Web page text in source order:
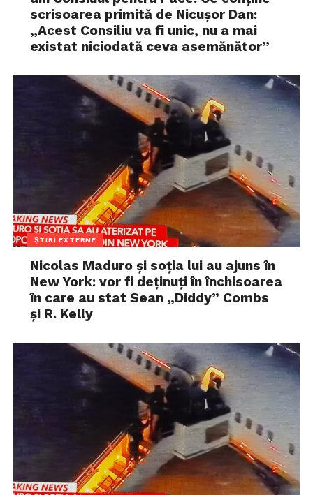
scrisoarea primită de Nicușor Dan:
„Acest Consiliu va fi unic, nu a mai
existat niciodată ceva asemănător”
ȘTIRI EXTERNE
Nicolas Maduro și soția lui au ajuns în
New York: vor fi deținuți în închisoarea
în care au stat Sean „Diddy” Combs
și R. Kelly